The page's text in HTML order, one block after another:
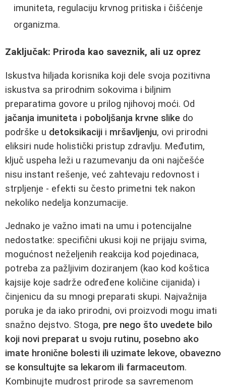
imuniteta, regulaciju krvnog pritiska i čišćenje
organizma.
Zaključak: Priroda kao saveznik, ali uz oprez
Iskustva hiljada korisnika koji dele svoja pozitivna
iskustva sa prirodnim sokovima i biljnim
preparatima govore u prilog njihovoj moći. Od
jačanja imuniteta i poboljšanja krvne slike do
podrške u detoksikaciji i mršavljenju, ovi prirodni
eliksiri nude holistički pristup zdravlju. Međutim,
ključ uspeha leži u razumevanju da oni najčešće
nisu instant rešenje, već zahtevaju redovnost i
strpljenje - efekti su često primetni tek nakon
nekoliko nedelja konzumacije.
Jednako je važno imati na umu i potencijalne
nedostatke: specifični ukusi koji ne prijaju svima,
mogućnost neželjenih reakcija kod pojedinaca,
potreba za pažljivim doziranjem (kao kod koštica
kajsije koje sadrže određene količine cijanida) i
činjenicu da su mnogi preparati skupi. Najvažnija
poruka je da iako prirodni, ovi proizvodi mogu imati
snažno dejstvo. Stoga, pre nego što uvedete bilo
koji novi preparat u svoju rutinu, posebno ako
imate hronične bolesti ili uzimate lekove, obavezno
se konsultujte sa lekarom ili farmaceutom.
Kombinujte mudrost prirode sa savremenom